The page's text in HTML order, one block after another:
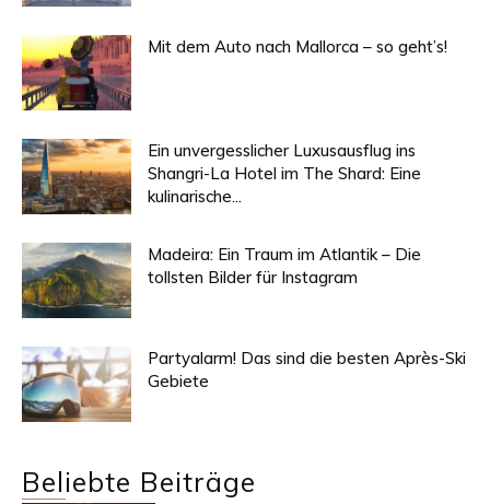
Mit dem Auto nach Mallorca – so geht’s!
Ein unvergesslicher Luxusausflug ins
Shangri-La Hotel im The Shard: Eine
kulinarische...
Madeira: Ein Traum im Atlantik – Die
tollsten Bilder für Instagram
Partyalarm! Das sind die besten Après-Ski
Gebiete
Beliebte Beiträge